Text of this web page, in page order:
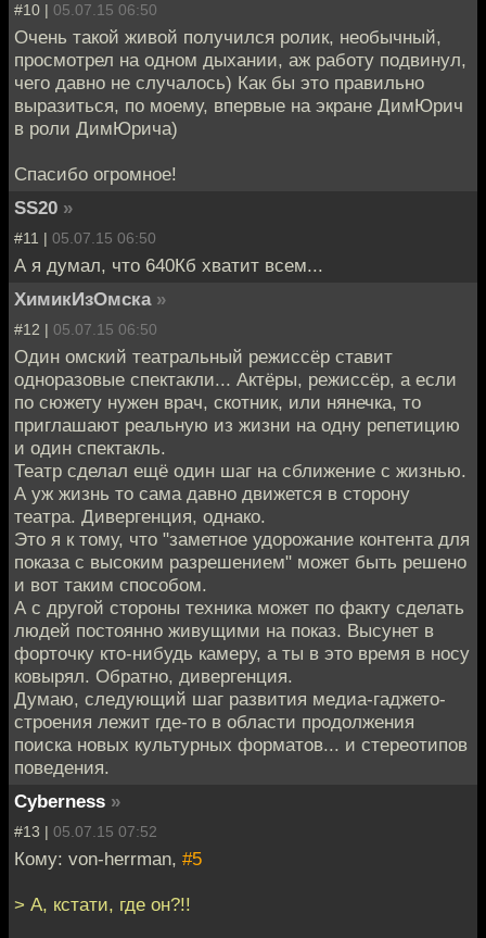
#10 | 05.07.15 06:50
Очень такой живой получился ролик, необычный,
просмотрел на одном дыхании, аж работу подвинул,
чего давно не случалось) Как бы это правильно
выразиться, по моему, впервые на экране ДимЮрич
в роли ДимЮрича)
Спасибо огромное!
SS20 »
#11 | 05.07.15 06:50
А я думал, что 640Кб хватит всем...
ХимикИзОмска »
#12 | 05.07.15 06:50
Один омский театральный режиссёр ставит
одноразовые спектакли... Актёры, режиссёр, а если
по сюжету нужен врач, скотник, или нянечка, то
приглашают реальную из жизни на одну репетицию
и один спектакль.
Театр сделал ещё один шаг на сближение с жизнью.
А уж жизнь то сама давно движется в сторону
театра. Дивергенция, однако.
Это я к тому, что "заметное удорожание контента для
показа с высоким разрешением" может быть решено
и вот таким способом.
А с другой стороны техника может по факту сделать
людей постоянно живущими на показ. Высунет в
форточку кто-нибудь камеру, а ты в это время в носу
ковырял. Обратно, дивергенция.
Думаю, следующий шаг развития медиа-гаджето-
строения лежит где-то в области продолжения
поиска новых культурных форматов... и стереотипов
поведения.
Cyberness »
#13 | 05.07.15 07:52
Кому: von-herrman, #5
> А, кстати, где он?!!